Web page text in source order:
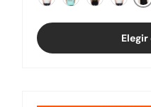
MasillaEspuma de mar
Marina de
Blanco